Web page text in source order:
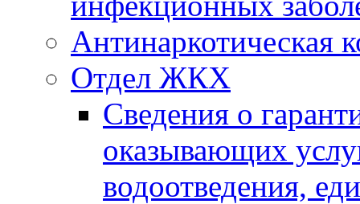
Антинаркотическая
Отдел ЖКХ
Сведения о
оказывающих
водоотведения,